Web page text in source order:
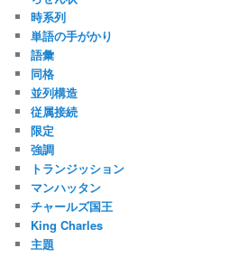
時系列
単語の手がかり
語彙
同格
並列構造
従属接続
限定
強調
トランジッション
マンハッタン
チャールズ国王
King Charles
主題